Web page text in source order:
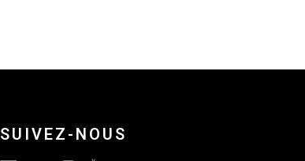
SUIVEZ-NOUS